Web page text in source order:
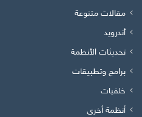
مقالات متنوعة
أندرويد
تحديثات الأنظمة
برامج وتطبيقات
خلفيات
أنظمة أخرى